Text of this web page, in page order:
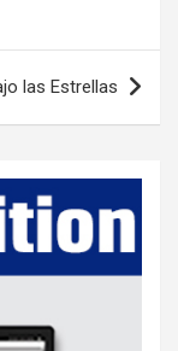
las Estrellas